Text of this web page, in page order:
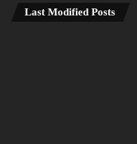
Last Modified Posts